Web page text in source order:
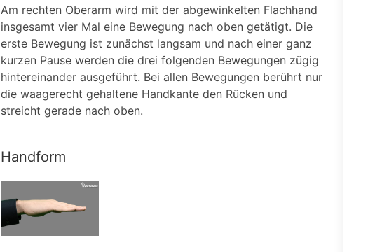
Am rechten Oberarm wird mit der abgewinkelten Flachhand
insgesamt vier Mal eine Bewegung nach oben getätigt. Die
erste Bewegung ist zunächst langsam und nach einer ganz
kurzen Pause werden die drei folgenden Bewegungen zügig
hintereinander ausgeführt. Bei allen Bewegungen berührt nur
die waagerecht gehaltene Handkante den Rücken und
streicht gerade nach oben.
Handform